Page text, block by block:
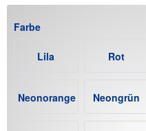
Farbe
Lila Rot
Neonorange Neongrün